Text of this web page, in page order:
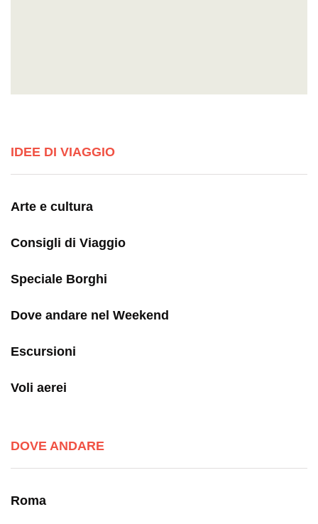
IDEE DI VIAGGIO
Arte e cultura
Consigli di Viaggio
Speciale Borghi
Dove andare nel Weekend
Escursioni
Voli aerei
DOVE ANDARE
Roma